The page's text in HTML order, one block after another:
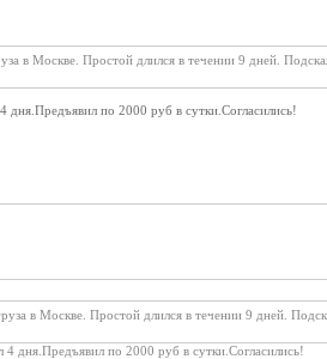
в Москве. Простой длился в течении 9 дней.
дня.Предъявил по 2000 руб в сутки.Согласились!
в Москве. Простой длился в течении 9 дней.
дня.Предъявил по 2000 руб в сутки.Согласились!